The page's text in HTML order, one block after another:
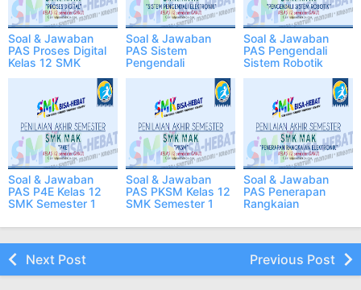
Soal & Jawaban
PAS Proses Digital
Kelas 12 SMK
Soal & Jawaban
PAS Sistem
Pengendali
Soal & Jawaban
PAS Pengendali
Sistem Robotik
Soal & Jawaban
PAS P4E Kelas 12
SMK Semester 1
Soal & Jawaban
PAS PKSM Kelas 12
SMK Semester 1
Soal & Jawaban
PAS Penerapan
Rangkaian
SMK Semester 1
Next Post Previous Post